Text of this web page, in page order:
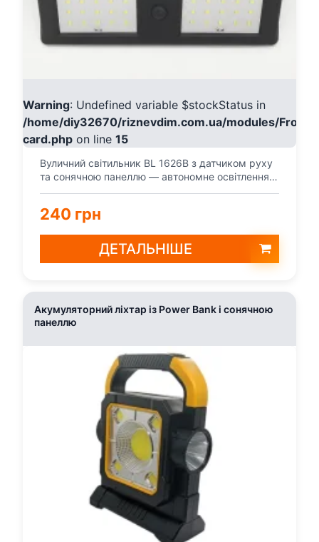
Warning: Undefined variable $stockStatus in
/home/diy32670/riznevdim.com.ua/modules/
card.php on line 15
Вуличний світильник BL 1626B з датчиком руху
та сонячною панеллю — автономне освітлення
240 грн
ДЕТАЛЬНІШЕ
Акумуляторний ліхтар із Power Bank і сонячною
панеллю